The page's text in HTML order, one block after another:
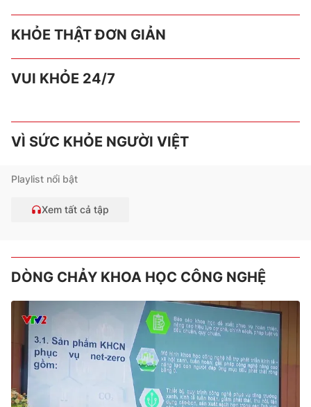
KHỎE THẬT ĐƠN GIẢN
VUI KHỎE 24/7
VÌ SỨC KHỎE NGƯỜI VIỆT
Playlist nổi bật
Xem tất cả tập
DÒNG CHẢY KHOA HỌC CÔNG NGHỆ